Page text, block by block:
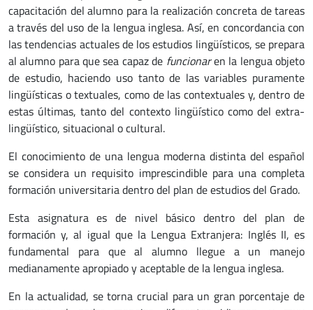
capacitación del alumno para la realización concreta de tareas
a través del uso de la lengua inglesa. Así, en concordancia con
las tendencias actuales de los estudios lingüísticos, se prepara
al alumno para que sea capaz de funcionaren la lengua objeto
de estudio, haciendo uso tanto de las variables puramente
lingüísticas o textuales, como de las contextuales y, dentro de
estas últimas, tanto del contexto lingüístico como del extra-
lingüístico, situacional o cultural.
El conocimiento de una lengua moderna distinta del español
se considera un requisito imprescindible para una completa
formación universitaria dentro del plan de estudios del Grado.
Esta asignatura es de nivel básico dentro del plan de
formación y, al igual que la Lengua Extranjera: Inglés II, es
fundamental para que al alumno llegue a un manejo
medianamente apropiado y aceptable de la lengua inglesa.
En la actualidad, se torna crucial para un gran porcentaje de